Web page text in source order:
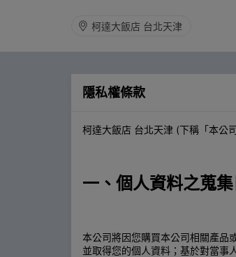
柯達大飯店 台北天津
隱私權條款
柯達大飯店 台北天津 (下稱「本公
一、個人資料之蒐集
本公司將因您購買本公司相關產品
並取得您的個人資料；基於對當事